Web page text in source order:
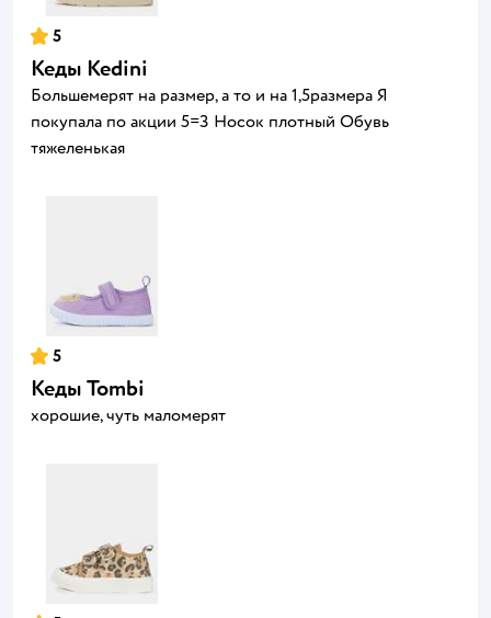
5
Кеды Kedini
Большемерят на размер, а то и на 1,5размера Я
покупала по акции 5=3 Носок плотный Обувь
тяжеленькая
5
Кеды Tombi
хорошие, чуть маломерят